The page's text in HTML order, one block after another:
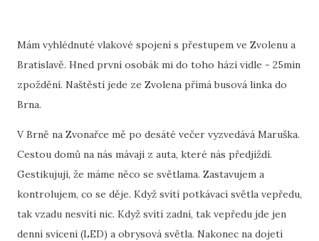
Mám vyhlédnuté vlakové spojení s přestupem ve Zvolenu a
Bratislavě. Hned první osobák mi do toho hází vidle - 25min
zpoždění. Naštěstí jede ze Zvolena přímá busová linka do
Brna.
V Brně na Zvonařce mě po desáté večer vyzvedává Maruška.
Cestou domů na nás mávají z auta, které nás předjíždí.
Gestikujují, že máme něco se světlama. Zastavujem a
kontrolujem, co se děje. Když svítí potkávací světla vepředu,
tak vzadu nesvítí nic. Když svítí zadní, tak vepředu jde jen
denní svícení (LED) a obrysová světla. Nakonec na dojetí